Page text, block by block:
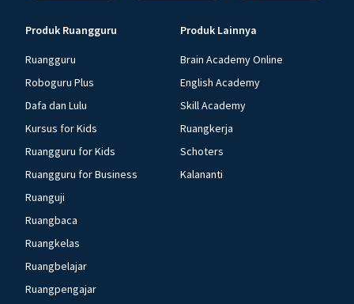
Produk Ruangguru
Ruangguru
Roboguru Plus
Dafa dan Lulu
Kursus for Kids
Ruangguru for Kids
Ruangguru for Business
Ruanguji
Ruangbaca
Ruangkelas
Ruangbelajar
Ruangpengajar
Produk Lainnya
Brain Academy Online
English Academy
Skill Academy
Ruangkerja
Schoters
Kalananti